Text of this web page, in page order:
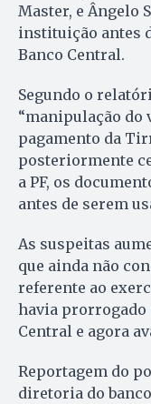
Master, e Ângelo
instituição antes
Banco Central.
Segundo o
“manipulação
pagamento da
posteriormente
a PF, os
antes de serem
As suspeitas
que ainda não
referente ao
havia prorrogado
Central e agora
Reportagem do
diretoria do